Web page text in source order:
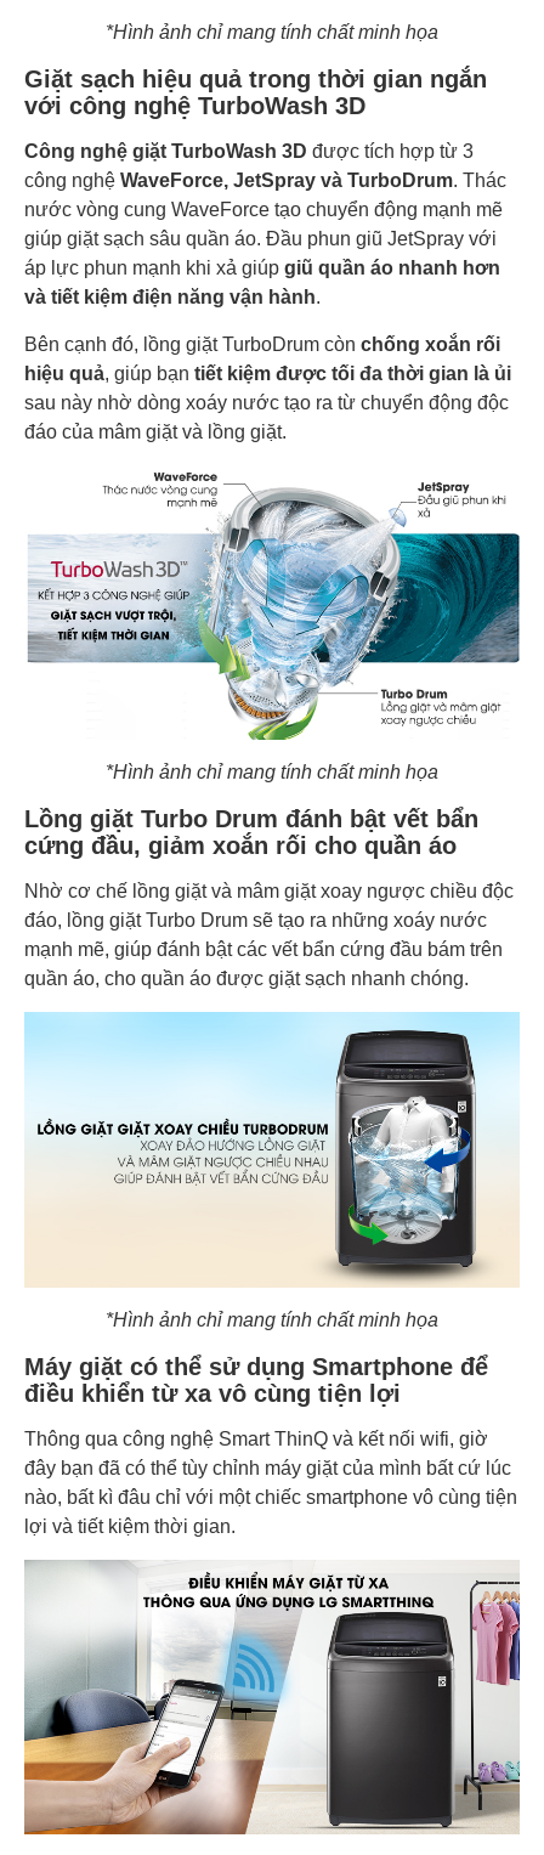
*Hình ảnh chỉ mang tính chất minh họa
Giặt sạch hiệu quả trong thời gian ngắn
với công nghệ TurboWash 3D
Công nghệ giặt TurboWash 3D được tích hợp từ 3
công nghệ WaveForce, JetSpray và TurboDrum. Thác
nước vòng cung WaveForce tạo chuyển động mạnh mẽ
giúp giặt sạch sâu quần áo. Đầu phun giũ JetSpray với
áp lực phun mạnh khi xả giúp giũ quần áo nhanh hơn
và tiết kiệm điện năng vận hành.
Bên cạnh đó, lồng giặt TurboDrum còn chống xoắn rối
hiệu quả, giúp bạn tiết kiệm được tối đa thời gian là ủi
sau này nhờ dòng xoáy nước tạo ra từ chuyển động độc
đáo của mâm giặt và lồng giặt.
*Hình ảnh chỉ mang tính chất minh họa
Lồng giặt Turbo Drum đánh bật vết bẩn
cứng đầu, giảm xoắn rối cho quần áo
Nhờ cơ chế lồng giặt và mâm giặt xoay ngược chiều độc
đáo, lồng giặt Turbo Drum sẽ tạo ra những xoáy nước
mạnh mẽ, giúp đánh bật các vết bẩn cứng đầu bám trên
quần áo, cho quần áo được giặt sạch nhanh chóng.
*Hình ảnh chỉ mang tính chất minh họa
Máy giặt có thể sử dụng Smartphone để
điều khiển từ xa vô cùng tiện lợi
Thông qua công nghệ Smart ThinQ và kết nối wifi, giờ
đây bạn đã có thể tùy chỉnh máy giặt của mình bất cứ lúc
nào, bất kì đâu chỉ với một chiếc smartphone vô cùng tiện
lợi và tiết kiệm thời gian.